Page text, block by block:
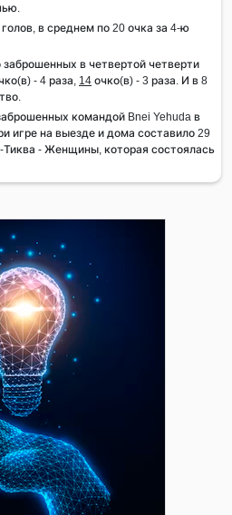
в среднем по 20 очка за 4-ю
в четвертой четверти
- 4 раза, 14 очко(в) - 3 раза. И в 8
командой Bnei Yehuda в
игре на выезде и дома составило 29
Тиква - Женщины, которая состоялась